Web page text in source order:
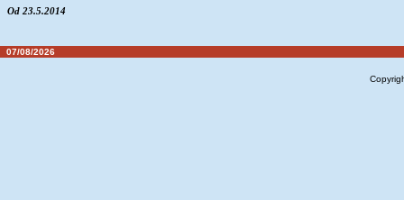
Od 23.5.2014
07/08/2026